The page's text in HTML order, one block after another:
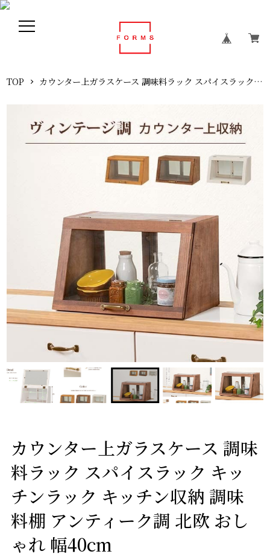
TOP カウンター上ガラスケース 調味料ラック スパイスラック キッチンラック キッチン収納 調味料棚 アンティーク調 北欧 おしゃれ 幅40cm
カウンター上ガラスケース 調味
料ラック スパイスラック キッ
チンラック キッチン収納 調味
料棚 アンティーク調 北欧 おし
ゃれ 幅40cm